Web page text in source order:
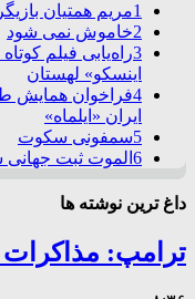
1مریم همتیان
2خاموش نمی شود
3راه‌یابی فیلم
اینسکو» لهستان
4فراخوان همایش
ایران «ایلماه»
5سمفونی سکوت
6 الموت ثبت جهانی
داغ ترین نوشته ها
ترامپ: